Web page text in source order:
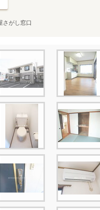
さがし窓口